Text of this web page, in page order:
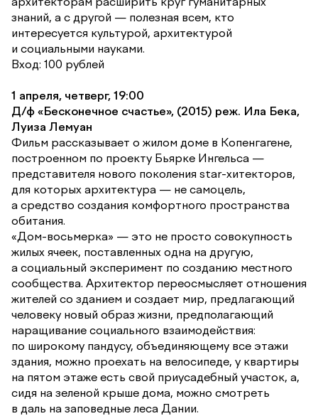
знаний, а с другой — полезная всем, кто
интересуется культурой, архитектурой
и социальными науками.
Вход: 100 рублей
1 апреля, четверг, 19:00
Д/ф «Бесконечное счастье», (2015) реж. Ила Бека,
Луиза Лемуан
Фильм рассказывает о жилом доме в Копенгагене,
построенном по проекту Бьярке Ингельса —
представителя нового поколения star-хитекторов,
для которых архитектура — не самоцель,
а средство создания комфортного пространства
обитания.
«Дом-восьмерка» — это не просто совокупность
жилых ячеек, поставленных одна на другую,
а социальный эксперимент по созданию местного
сообщества. Архитектор переосмысляет отношения
жителей со зданием и создает мир, предлагающий
человеку новый образ жизни, предполагающий
наращивание социального взаимодействия:
по широкому пандусу, объединяющему все этажи
здания, можно проехать на велосипеде, у квартиры
на пятом этаже есть свой приусадебный участок, а,
сидя на зеленой крыше дома, можно смотреть
в даль на заповедные леса Дании.